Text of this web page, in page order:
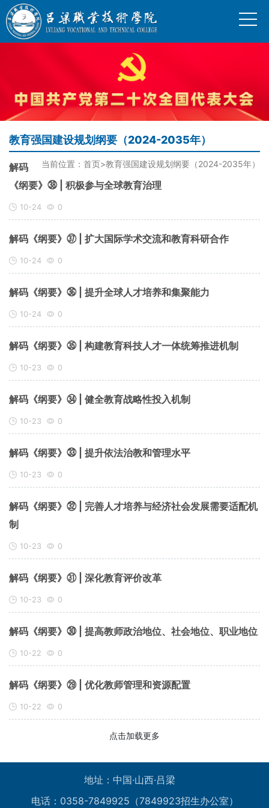
教育强国建设规划纲要（2024-2035年）
当前位置： 首页>教育强国建设规划纲要（2024-2035年）
解码
《纲要》㊳ | 积极参与全球教育治理
10-24 0
解码《纲要》㊲ | 扩大国际学术交流和教育科研合作
10-24 0
解码《纲要》㊱ | 提升全球人才培养和集聚能力
10-24 0
解码《纲要》㉟ | 构建教育科技人才一体统筹推进机制
10-23 0
解码《纲要》㉞ | 健全教育战略性投入机制
10-23 0
解码《纲要》㉝ | 提升依法治教和管理水平
10-23 0
解码《纲要》㉜ | 完善人才培养与经济社会发展需要适配机
制
10-23 0
解码《纲要》㉛ | 深化教育评价改革
10-23 0
解码《纲要》㉚ | 提高教师政治地位、社会地位、职业地位
10-22 0
解码《纲要》㉙ | 优化教师管理和资源配置
10-22 0
点击加载更多
地址：中国·山西·吕梁
电话：0358-7849925（7849923招生办公室）